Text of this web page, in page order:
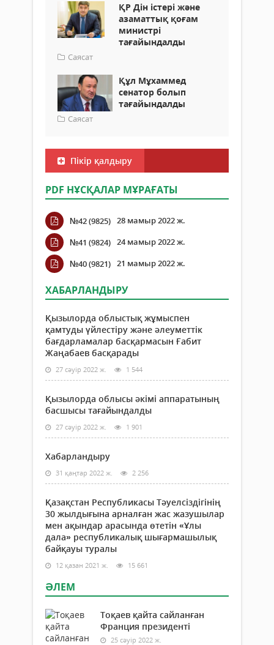
ҚР Дін істері және
азаматтық қоғам
министрі
тағайындалды
Саясат
Құл Мұхаммед
сенатор болып
тағайындалды
Саясат
Пікір қалдыру
PDF НҰСҚАЛАР МҰРАҒАТЫ
№42 (9825) 28 мамыр 2022 ж.
№41 (9824) 24 мамыр 2022 ж.
№40 (9821) 21 мамыр 2022 ж.
ХАБАРЛАНДЫРУ
Қызылорда облыстық жұмыспен
қамтуды үйлестіру және әлеуметтік
бағдарламалар басқармасын Ғабит
Жаңабаев басқарады
27 сәуір 2022 ж. 1 544
Қызылорда облысы әкімі аппаратының
басшысы тағайындалды
27 сәуір 2022 ж. 1 901
Хабарландыру
31 қаңтар 2022 ж. 2 256
Қазақстан Республикасы Тәуелсіздігінің
30 жылдығына арналған жас жазушылар
мен ақындар арасында өтетін «Ұлы
дала» республикалық шығармашылық
байқауы туралы
12 қазан 2021 ж. 15 661
ӘЛЕМ
Тоқаев қайта сайланған
Франция президенті
25 сәуір 2022 ж.